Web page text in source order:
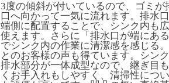
3度の傾斜が付いているので、ゴミが
口へ向かって一気に流れます。排水
端側に配置することで、シンク内も広
使えます。さらに「排水口が端にあ
でシンク内の作業に清潔感を感じる。
とのお客様の声も得ています。シン
排水部分が一体成型なので、継ぎ目
くお手入れもしやすく、清掃性につ